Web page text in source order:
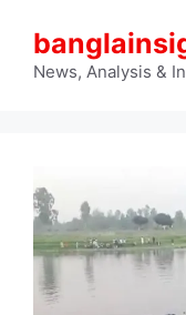
contentNews, Analysis &